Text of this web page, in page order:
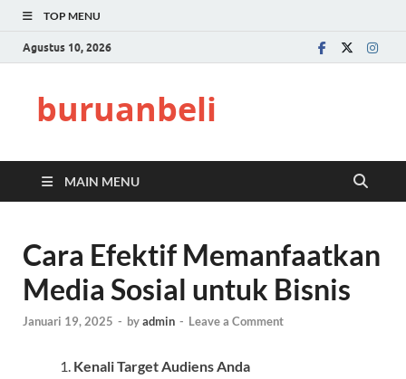
TOP MENU
Agustus 10, 2026
buruanbeli
MAIN MENU
Cara Efektif Memanfaatkan
Media Sosial untuk Bisnis
Januari 19, 2025 - byadmin - Leave a Comment
Kenali Target Audiens Anda